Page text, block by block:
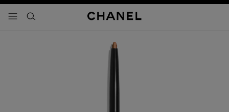
- navegación principal
buscar